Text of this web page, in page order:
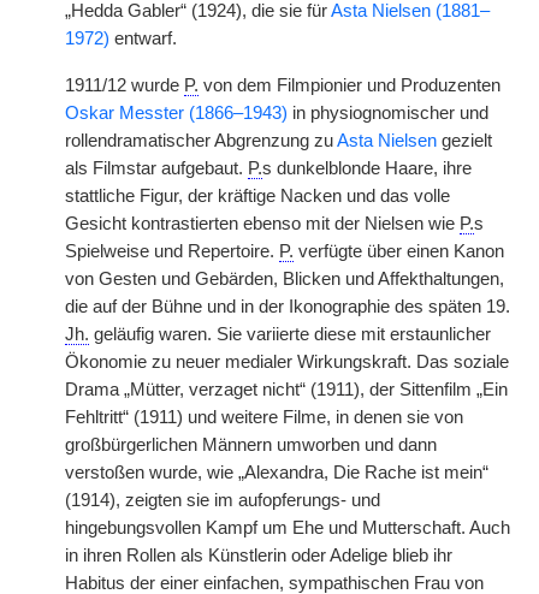
„Hedda Gabler“ (1924), die sie fürAsta Nielsen (1881–
1972) entwarf.
1911/12 wurde P. von dem Filmpionier und Produzenten
Oskar Messter (1866–1943) in physiognomischer und
rollendramatischer Abgrenzung zuAsta Nielsen gezielt
als Filmstar aufgebaut. P.s dunkelblonde Haare, ihre
stattliche Figur, der kräftige Nacken und das volle
Gesicht kontrastierten ebenso mit der Nielsen wie P.s
Spielweise und Repertoire. P. verfügte über einen Kanon
von Gesten und Gebärden, Blicken und Affekthaltungen,
die auf der Bühne und in der Ikonographie des späten 19.
Jh. geläufig waren. Sie variierte diese mit erstaunlicher
Ökonomie zu neuer medialer Wirkungskraft. Das soziale
Drama „Mütter, verzaget nicht“ (1911), der Sittenfilm „Ein
Fehltritt“ (1911) und weitere Filme, in denen sie von
großbürgerlichen Männern umworben und dann
verstoßen wurde, wie „Alexandra, Die Rache ist mein“
(1914), zeigten sie im aufopferungs- und
hingebungsvollen Kampf um Ehe und Mutterschaft. Auch
in ihren Rollen als Künstlerin oder Adelige blieb ihr
Habitus der einer einfachen, sympathischen Frau von